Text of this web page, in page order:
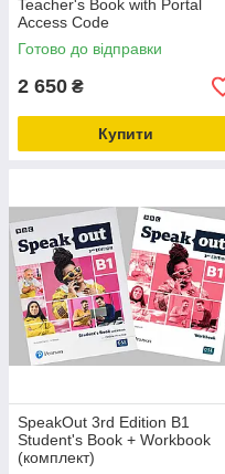
Teacher's Book with Portal
Access Code
Готово до відправки
2 650 ₴
Купити
SpeakOut 3rd Edition B1
Student's Book + Workbook
(комплект)